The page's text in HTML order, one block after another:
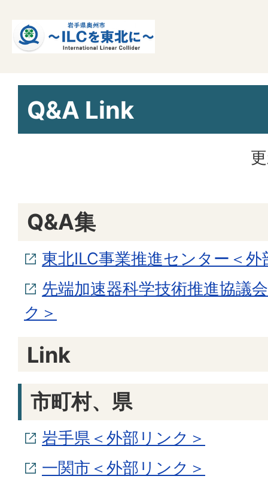
Q&A Link
Q&A集
東北ILC事業推進センター＜
先端加速器科学技術推進協議
ク＞
Link
市町村、県
岩手県＜外部リンク＞
一関市＜外部リンク＞